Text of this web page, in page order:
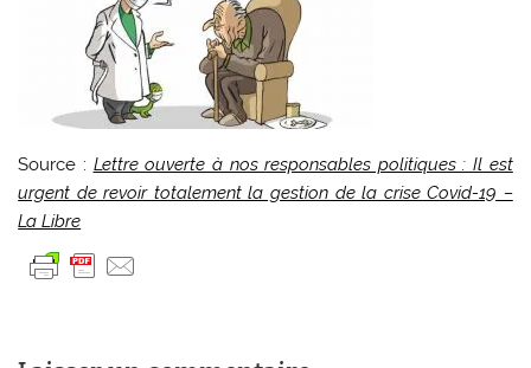
Source : Lettre ouverte à nos responsables politiques : Il est
urgent de revoir totalement la gestion de la crise Covid-19 –
La Libre